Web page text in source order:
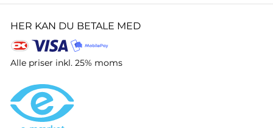
HER KAN DU BETALE MED
Alle priser inkl. 25% moms